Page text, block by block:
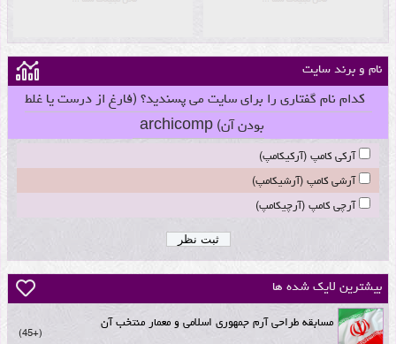
نام و برند سایت
کدام نام گفتاری را برای سایت می پسندید؟ (فارغ از درست یا غلط
بودن آن) archicomp
آرکی کامپ (آرکیکامپ)
آرشی کامپ (آرشیکامپ)
آرچی کامپ (آرچیکامپ)
بیشترین لایک شده ها
مسابقه طراحی آرم جمهوری اسلامی و معمار منتخب آن
+45